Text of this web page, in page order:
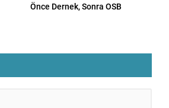
Önce Dernek, Sonra OSB